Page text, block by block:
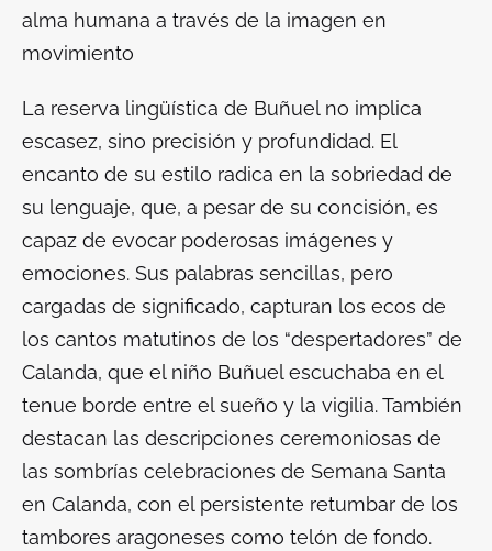
alma humana a través de la imagen en
movimiento
La reserva lingüística de Buñuel no implica
escasez, sino precisión y profundidad. El
encanto de su estilo radica en la sobriedad de
su lenguaje, que, a pesar de su concisión, es
capaz de evocar poderosas imágenes y
emociones. Sus palabras sencillas, pero
cargadas de significado, capturan los ecos de
los cantos matutinos de los “despertadores” de
Calanda, que el niño Buñuel escuchaba en el
tenue borde entre el sueño y la vigilia. También
destacan las descripciones ceremoniosas de
las sombrías celebraciones de Semana Santa
en Calanda, con el persistente retumbar de los
tambores aragoneses como telón de fondo.